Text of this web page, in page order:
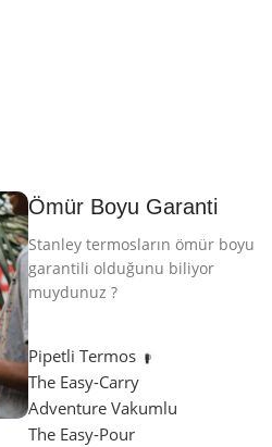
Ömür Boyu Garanti
Stanley termosların ömür boyu
garantili olduğunu biliyor
muydunuz ?
Pipetli Termos
The Easy-Carry
Adventure Vakumlu
The Easy-Pour